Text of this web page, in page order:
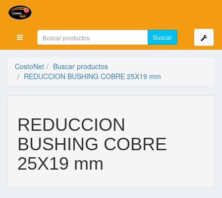
Mostrar menú
CostoNet
Buscar productos
REDUCCION BUSHING COBRE 25X19 mm
REDUCCION
BUSHING COBRE
25X19 mm